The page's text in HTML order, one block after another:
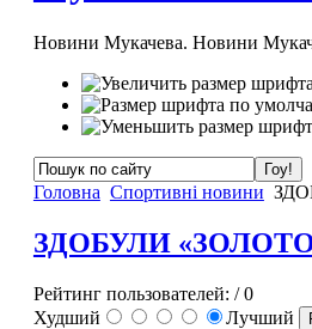
Новини Мукачева. Новини
Головна Спортивні новини
ЗДОБУЛИ
Рейтинг пользователей: / 0
Худший
Лучший